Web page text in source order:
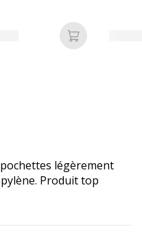
Ajouter au
légèrement
Produit top